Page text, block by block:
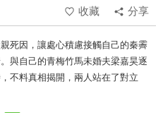
收藏
分享
死因，讓處心積慮接觸自己的秦霽
與自己的青梅竹馬未婚夫梁嘉昊逐
不料真相揭開，兩人站在了對立